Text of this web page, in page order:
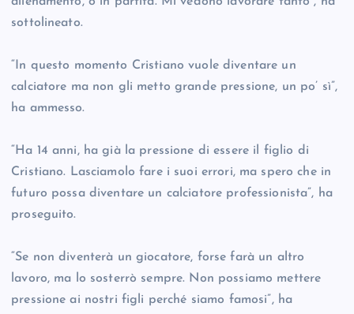
sottolineato.
“In questo momento Cristiano vuole diventare un
calciatore ma non gli metto grande pressione, un po’ sì”,
ha ammesso.
“Ha 14 anni, ha già la pressione di essere il figlio di
Cristiano. Lasciamolo fare i suoi errori, ma spero che in
futuro possa diventare un calciatore professionista”, ha
proseguito.
“Se non diventerà un giocatore, forse farà un altro
lavoro, ma lo sosterrò sempre. Non possiamo mettere
pressione ai nostri figli perché siamo famosi”, ha